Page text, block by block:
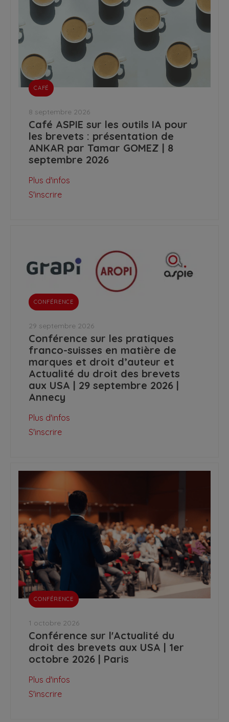
CAFÉ
8 septembre 2026
Café ASPIE sur les outils IA pour
les brevets : présentation de
ANKAR par Tamar GOMEZ | 8
septembre 2026
Plus d'infos
S'inscrire
CONFÉRENCE
29 septembre 2026
Conférence sur les pratiques
franco-suisses en matière de
marques et droit d’auteur et
Actualité du droit des brevets
aux USA | 29 septembre 2026 |
Annecy
Plus d'infos
S'inscrire
CONFÉRENCE
1 octobre 2026
Conférence sur l'Actualité du
droit des brevets aux USA | 1er
octobre 2026 | Paris
Plus d'infos
S'inscrire